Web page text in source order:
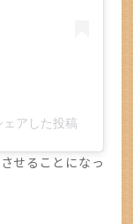
アした投稿
せることになっ